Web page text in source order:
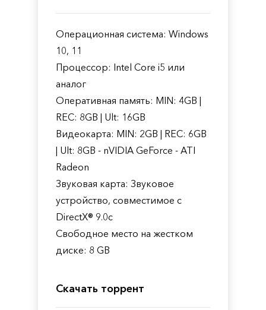
Операционная система: Windows
10, 11
Процессор: Intel Core i5 или
аналог
Оперативная память: MIN: 4GB |
REC: 8GB | Ult: 16GB
Видеокарта: MIN: 2GB | REC: 6GB
| Ult: 8GB - nVIDIA GeForce - ATI
Radeon
Звуковая карта: Звуковое
устройство, совместимое с
DirectX® 9.0с
Свободное место на жестком
диске: 8 GB
Скачать торрент